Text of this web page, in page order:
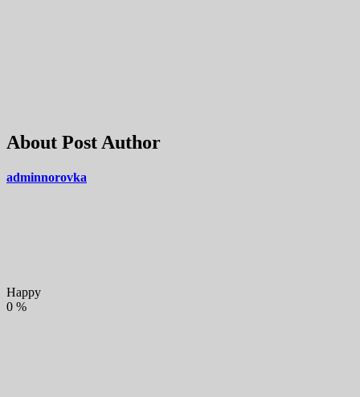
About Post Author
adminnorovka
Happy
0 %